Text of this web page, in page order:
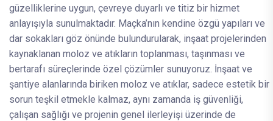
güzelliklerine uygun, çevreye duyarlı ve titiz bir hizmet
anlayışıyla sunulmaktadır. Maçka’nın kendine özgü yapıları ve
dar sokakları göz önünde bulundurularak, inşaat projelerinden
kaynaklanan moloz ve atıkların toplanması, taşınması ve
bertarafı süreçlerinde özel çözümler sunuyoruz. İnşaat ve
şantiye alanlarında biriken moloz ve atıklar, sadece estetik bir
sorun teşkil etmekle kalmaz, aynı zamanda iş güvenliği,
çalışan sağlığı ve projenin genel ilerleyişi üzerinde de